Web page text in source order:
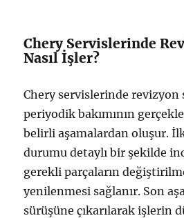
Chery Servislerinde
Nasıl İşler?
Chery servislerinde revizyon
periyodik bakımının
belirli aşamalardan oluşur.
durumu detaylı bir şekilde
gerekli parçaların
yenilenmesi sağlanır. Son
sürüşüne çıkarılarak işlerin